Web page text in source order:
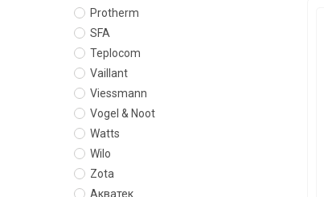
Protherm
SFA
Teplocom
Vaillant
Viessmann
Vogel & Noot
Watts
Wilo
Zota
Акватек